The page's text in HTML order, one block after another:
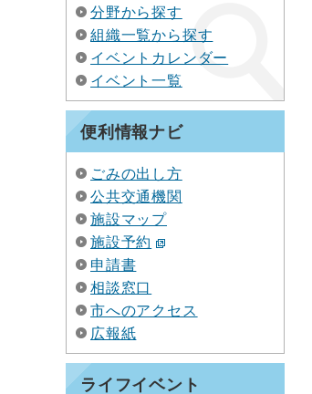
分野から探す
組織一覧から探す
イベントカレンダー
イベント一覧
便利情報ナビ
ごみの出し方
公共交通機関
施設マップ
施設予約
申請書
相談窓口
市へのアクセス
広報紙
ライフイベント